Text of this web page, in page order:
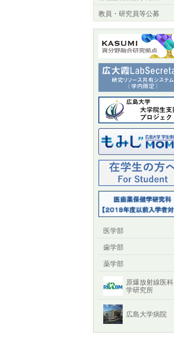
教員・研究員等公募
医学部
歯学部
薬学部
原爆放射線医科
学研究所
広島大学病院